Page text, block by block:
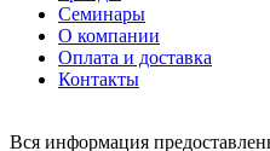
Семинары
О компании
Оплата и доставка
Контакты
Вся информация